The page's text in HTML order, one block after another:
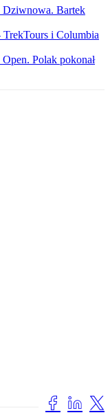
Dziwnowa. Bartek
TrekTours i Columbia
Polak pokonał